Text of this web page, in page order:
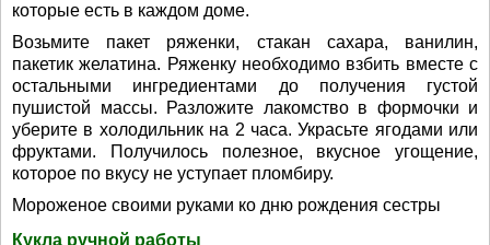
которые есть в каждом доме.
Возьмите пакет ряженки, стакан сахара, ванилин,
пакетик желатина. Ряженку необходимо взбить вместе с
остальными ингредиентами до получения густой
пушистой массы. Разложите лакомство в формочки и
уберите в холодильник на 2 часа. Украсьте ягодами или
фруктами. Получилось полезное, вкусное угощение,
которое по вкусу не уступает пломбиру.
Мороженое своими руками ко дню рождения сестры
Кукла ручной работы